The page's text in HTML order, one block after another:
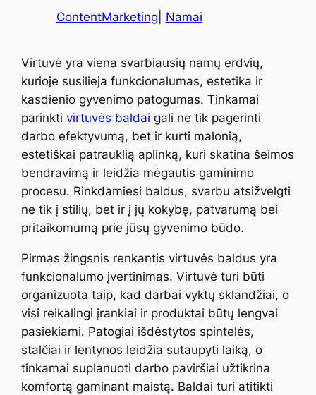
ContentMarketing Namai
Virtuvė yra viena svarbiausių namų erdvių,
kurioje susilieja funkcionalumas, estetika ir
kasdienio gyvenimo patogumas. Tinkamai
parinktivirtuvės baldai gali ne tik pagerinti
darbo efektyvumą, bet ir kurti malonią,
estetiškai patrauklią aplinką, kuri skatina šeimos
bendravimą ir leidžia mėgautis gaminimo
procesu. Rinkdamiesi baldus, svarbu atsižvelgti
ne tik į stilių, bet ir į jų kokybę, patvarumą bei
pritaikomumą prie jūsų gyvenimo būdo.
Pirmas žingsnis renkantis virtuvės baldus yra
funkcionalumo įvertinimas. Virtuvė turi būti
organizuota taip, kad darbai vyktų sklandžiai, o
visi reikalingi įrankiai ir produktai būtų lengvai
pasiekiami. Patogiai išdėstytos spintelės,
stalčiai ir lentynos leidžia sutaupyti laiką, o
tinkamai suplanuoti darbo paviršiai užtikrina
komfortą gaminant maistą. Baldai turi atitikti